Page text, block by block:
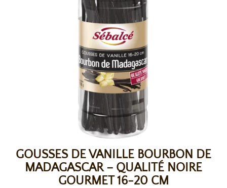
GOUSSES DE VANILLE BOURBON DE
MADAGASCAR – QUALITÉ NOIRE
GOURMET 16-20 CM